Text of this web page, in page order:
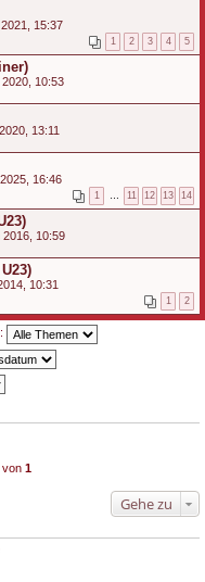
15:37
1 2 3 4 5
10:53
13:11
16:46
1 11 12 13 14
2016, 10:59
10:31
1 2
von 1
Gehe zu